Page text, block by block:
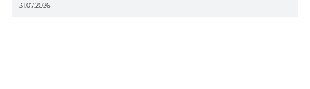
31.07.2026